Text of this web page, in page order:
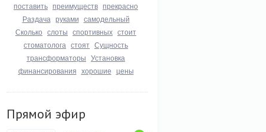
поставить преимуществ прекрасно
Раздача руками самодельный
Сколько слоты спортивных стоит
стоматолога стоят Сущность
трансформаторы Установка
финансирования хорошие цены
Прямой эфир